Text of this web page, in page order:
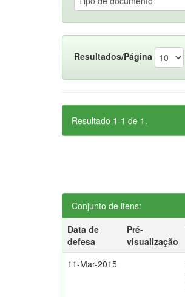
Resultados/Página
Resultado 1-1 de 1.
Conjunto de itens:
Data de
defesa
Pré-
visualização
11-Mar-2015